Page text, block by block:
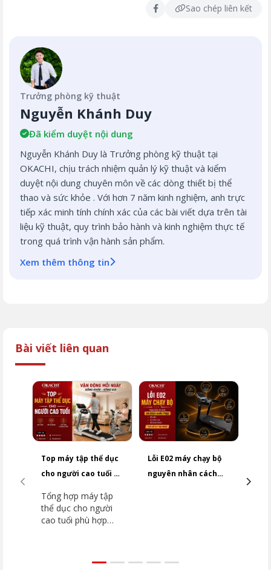
Sao chép liên kết
Trưởng phòng kỹ thuật
Nguyễn Khánh Duy
Đã kiểm duyệt nội dung
Nguyễn Khánh Duy là Trưởng phòng kỹ thuật tại
OKACHI, chịu trách nhiệm quản lý kỹ thuật và kiểm
duyệt nội dung chuyên môn về các dòng thiết bị thể
thao và sức khỏe . Với hơn 7 năm kinh nghiệm, anh trực
tiếp xác minh tính chính xác của các bài viết dựa trên tài
liệu kỹ thuật, quy trình bảo hành và kinh nghiệm thực tế
trong quá trình vận hành sản phẩm.
Xem thêm thông tin
Bài viết liên quan
Top máy tập thể dục
cho người cao tuổi an
Tổng hợp máy tập
thể dục cho người
cao tuổi phù hợp
Lỗi E02 máy chạy bộ
nguyên nhân cách